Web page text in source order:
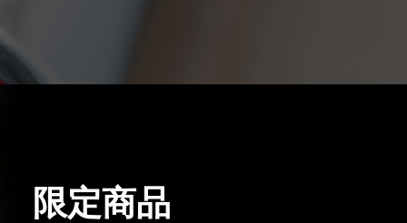
限定商品